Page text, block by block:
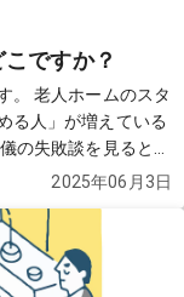
ですか？
スタ
る人」が増えている
と思って、色々調べ
か？
2025年06月3日